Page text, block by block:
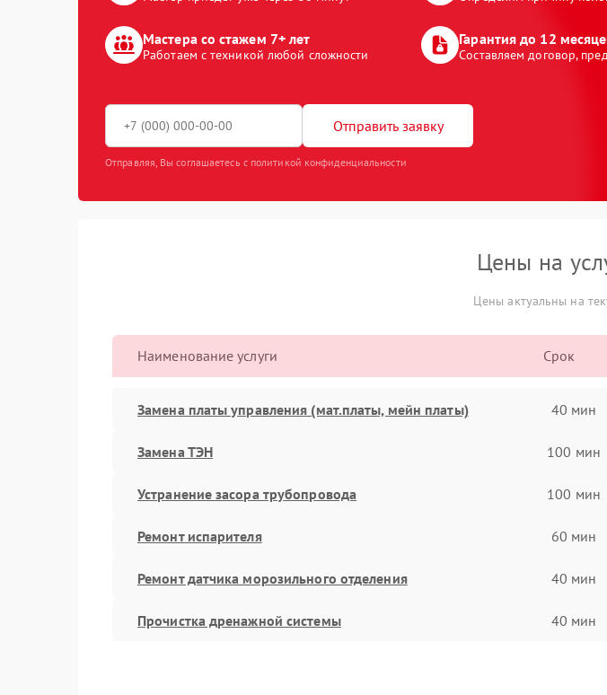
Мастера со стажем 7+ лет
Работаем с техникой любой сложности
Гарантия до 12
Составляем договор,
Отправить заявку
Отправляя, Вы соглашаетесь с политикой конфиденциальности
Цены на
Цены актуальны на
Наименование услуги Срок
Замена платы управления (мат.платы, мейн платы) 40 мин
Замена ТЭН 100 мин
Устранение засора трубопровода 100 мин
Ремонт испарителя 60 мин
Ремонт датчика морозильного отделения 40 мин
Прочистка дренажной системы 40 мин